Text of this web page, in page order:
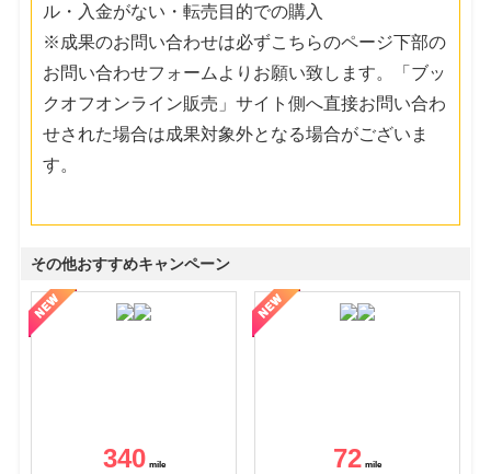
ル・入金がない・転売目的での購入
※成果のお問い合わせは必ずこちらのページ下部の
お問い合わせフォームよりお願い致します。「ブッ
クオフオンライン販売」サイト側へ直接お問い合わ
せされた場合は成果対象外となる場合がございま
す。
その他おすすめキャンペーン
340 72